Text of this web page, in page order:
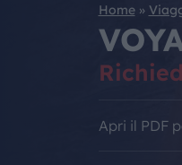
Home »
Apri il PDF